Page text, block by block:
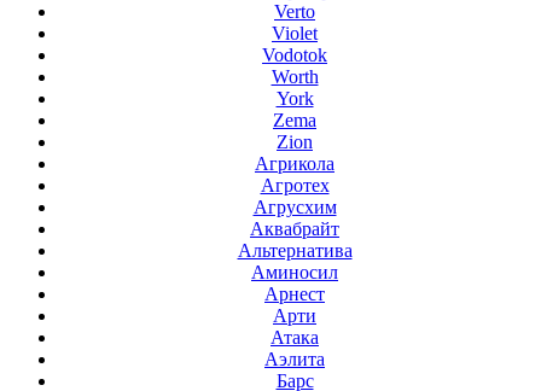
Verto
Violet
Vodotok
Worth
York
Zema
Zion
Агрикола
Агротех
Агрусхим
Аквабрайт
Альтернатива
Аминосил
Арнест
Арти
Атака
Аэлита
Барс